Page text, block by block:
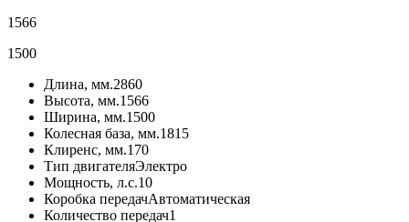
1566
1500
Длина, мм.2860
Высота, мм.1566
Ширина, мм.1500
Колесная база, мм.1815
Клиренс, мм.170
Тип двигателяЭлектро
Мощность, л.с.10
Коробка передачАвтоматическая
Количество передач1